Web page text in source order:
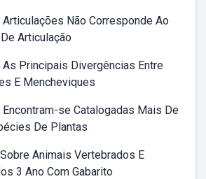
Não Corresponde Ao
Articulação
As Principais Divergências Entre
E Mencheviques
se Catalogadas Mais De
De Plantas
Animais Vertebrados E
3 Ano Com Gabarito